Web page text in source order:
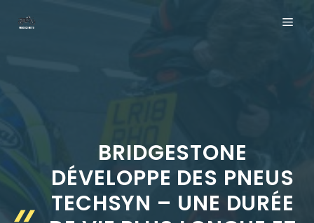
BRIDGESTONE
DÉVELOPPE DES PNEUS
TECHSYN – UNE DURÉE